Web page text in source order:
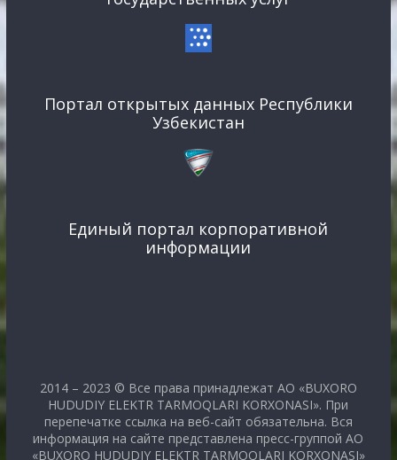
Портал открытых данных Республики
Узбекистан
Единый портал корпоративной
информации
2014 – 2023 © Все права принадлежат АО «BUXORO
HUDUDIY ELEKTR TARMOQLARI KORXONASI». При
перепечатке ссылка на веб-сайт обязательна. Вся
информация на сайте представлена пресс-группой АО
«BUXORO HUDUDIY ELEKTR TARMOQLARI KORXONASI»